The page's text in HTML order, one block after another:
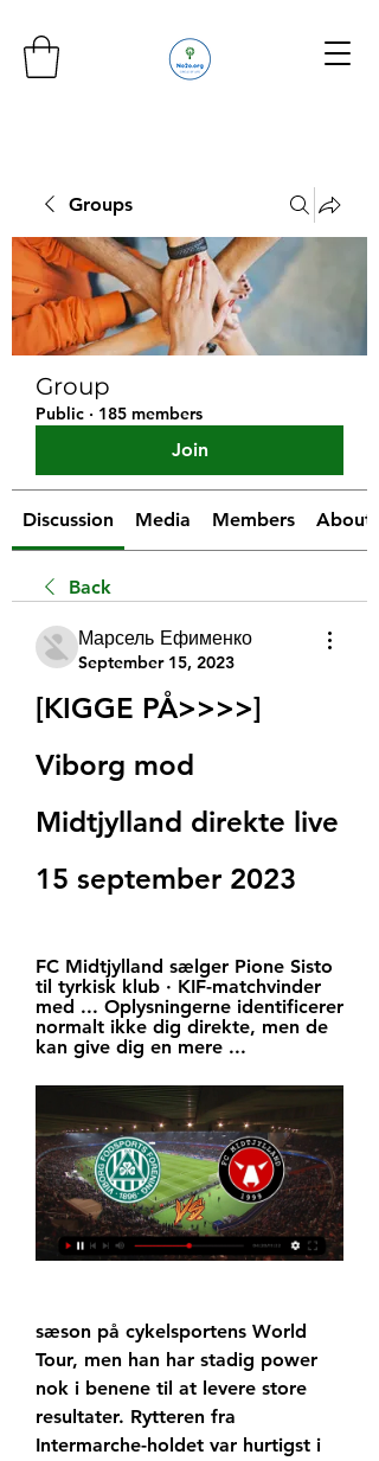
Groups
Group
Public · 185 members
Join
Discussion Media Members About
Back
Марсель Ефименко
September 15, 2023
[KIGGE PÅ>>>>]
Viborg mod
Midtjylland direkte live
15 september 2023
FC Midtjylland sælger Pione Sisto
til tyrkisk klub · KIF-matchvinder
med ... Oplysningerne identificerer
normalt ikke dig direkte, men de
kan give dig en mere ...
sæson på cykelsportens World
Tour, men han har stadig power
nok i benene til at levere store
resultater. Rytteren fra
Intermarche-holdet var hurtigst i